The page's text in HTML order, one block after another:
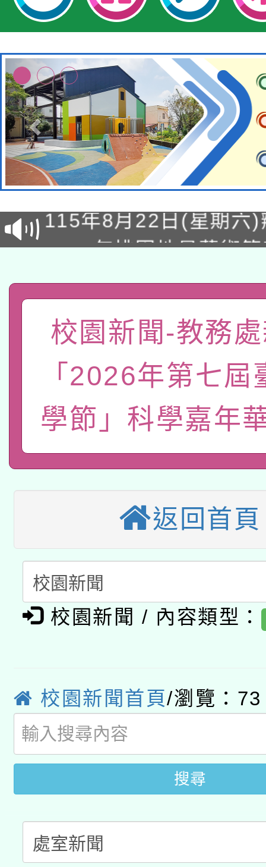
轉知經濟部水利署委託
業技術研究院辦理「
用水績優單位及節水達
動」
115年8月22日(星期六
桃園市孔廟祈福系列
開 智慧啟航」
2026年桃園地景藝術
關事宜
轉知教育部國民及學前
國立臺灣師範大學辦
年度健康促進學校輔導
業成長研習」實施計畫
函轉國家教育研究院
原住民族教育政策研討
轉知教育部國民及學前
新北市政府教育局辦
師專業成長研習實施計
方素養工作坊新北場」
函轉國立臺灣師範大學
族語言臺北學習中心
「族語學習班」招生簡
轉知有關國立成功大學
文教學共融平台-教案
件」活動簡章
教育部國民及學前教育
接種對象擴大為「滿6
接種之民眾」措施，延
月28日止
業技術研究院辦理「
用水績優單位及節水達
動」
115年8月22日(星期六
開 智慧啟航」
2026年桃園地景藝術
「2026桃園藝術巡演
關事宜
轉知教育部國民及學前
國立臺灣師範大學辦
業成長研習」實施計畫
函轉國家教育研究院中
族教育國際趨勢與發展
新北市政府教育局辦理
師專業成長研習實施計
方素養工作坊新北場」
函轉國立臺灣師範大學
族語言臺北學習中心
「族語學習班」招生簡
轉知有關國立成功大學
文教學共融平台-教案
教育部國民及學前教育
年度COVID-19疫苗接
接種之民眾」措施，延
校園新聞-教務
「2026年第七屆
學節」科學嘉年
返回首頁
校園新聞 / 內容類型：
校園新聞首頁/瀏覽：73
搜尋